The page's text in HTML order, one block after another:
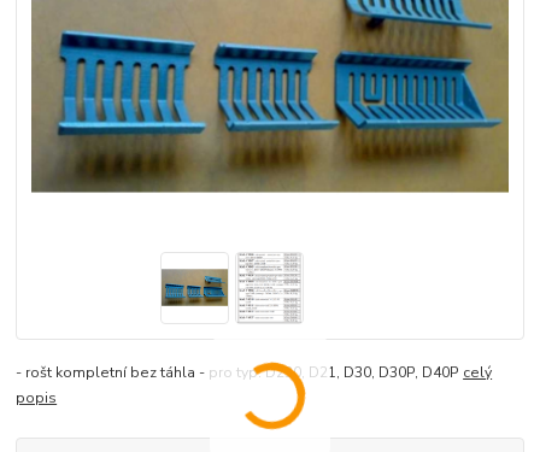
- rošt kompletní bez táhla - pro typ: D230, D21, D30, D30P, D40P celý
popis